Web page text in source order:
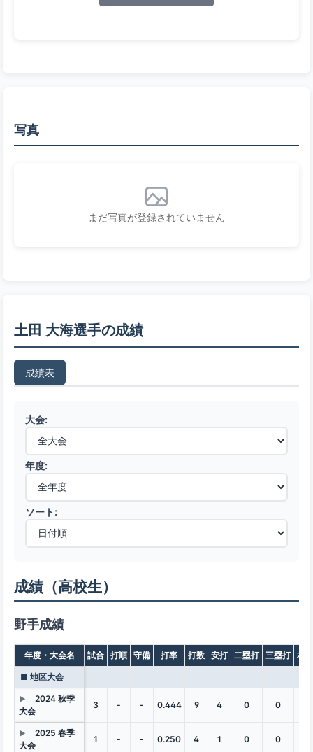
写真
まだ写真が登録されていません
土田 大海選手の成績
成績表
大会:
年度:
ソート:
成績（高校生）
野手成績
年度・大会名 試合 打順 守備 打率 打数 安打 二塁打 三塁打 本
■ 地区大会
▶
2024 秋季
大会
3 - - 0.444 9 4 0 0
▶
2025 春季
大会
1 - - 0.250 4 1 0 0